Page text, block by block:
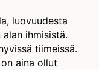
luovuudesta
ihmisistä.
tiimeissä.
aina ollut